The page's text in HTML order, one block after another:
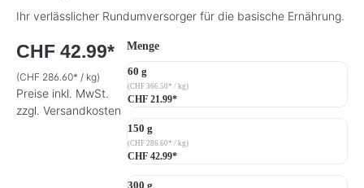
Ihr verlässlicher Rundumversorger für die basische Ernährung.
CHF 42.99*
(CHF 286.60* / kg)
Preise inkl. MwSt.
zzgl. Versandkosten
Mengeauswählen
60 g
(CHF 366.50* / kg)
CHF 21.99*
150 g
(CHF 286.60* / kg)
CHF 42.99*
300 g